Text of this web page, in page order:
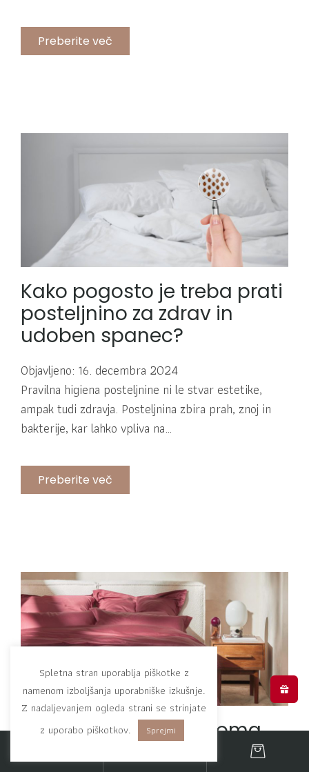
Preberite več
Kako pogosto je treba prati
posteljnino za zdrav in
udoben spanec?
Objavljeno: 16. decembra 2024
Pravilna higiena posteljnine ni le stvar estetike,
ampak tudi zdravja. Posteljnina zbira prah, znoj in
bakterije, kar lahko vpliva na…
Preberite več
5 korakov do popolnoma
sveže in mehke posteljnine
Spletna stran uporablja piškotke z
namenom izboljšanja uporabniške izkušnje.
Z nadaljevanjem ogleda strani se strinjate
z uporabo piškotkov.
Sprejmi